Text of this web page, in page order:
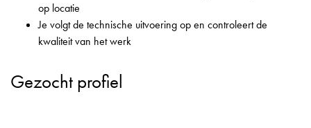
op locatie
Je volgt de technische uitvoering op en controleert de
kwaliteit van het werk
Gezocht profiel